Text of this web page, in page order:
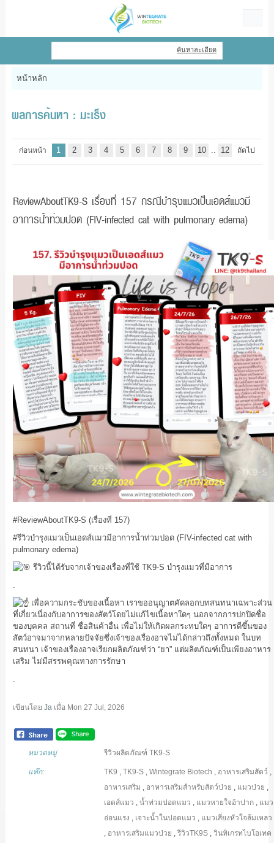
ไทย | English
หน้าหลัก
สินค้า
แจ้งชำระเงิน
ค้นหาละเอียด
หน้าหลัก
ผลการค้นหา : มะเร็ง
ก่อนหน้า 1 2 3 4 5 6 7 8 9 10 12 ถัดไป
ReviewAboutTK9-S เรื่องที่ 157 กรณีบำรุงแมวเป็นเอดส์แมวมี
อาการน้ำท่วมปอด (FIV-infected cat with pulmonary edema)
#ReviewAboutTK9-S (เรื่องที่ 157)
#รีวิวบำรุงแมวเป็นเอดส์แมวมีอาการน้ำท่วมปอด(FIV-infected cat with
pulmonary edema)
รีวิวนี้ได้รับจากเจ้าของเรื่องที่ใช้ TK9-S บำรุงแมวที่มีอาการ
เพื่อความกระชับของเนื้อหา เราขออนุญาตคัดลอกบทสนทนาเฉพาะส่วน
ที่เกี่ยวเนื่องกับอาการของสัตว์โดยไม่แก้ไขเนื้อหาใดๆ นอกจากการปกปิดชื่อ
ของบุคคล สถานที่ ชื่อสินค้าอื่น เพื่อไม่ให้เกิดผลกระทบใดๆ อาการดีขึ้นของ
สัตว์อาจมาจากหลายปัจจัยซึ่งเจ้าของเรื่องอาจไม่ได้กล่าวถึงทั้งหมด ในบท
สนทนา เจ้าของเรื่องอาจเรียกผลิตภัณฑ์ว่า “ยา” แต่ผลิตภัณฑ์เป็นเพียงอาหาร
เสริม ไม่มีสรรพคุณทางการรักษา
เขียนโดย Jaเมื่อ Mon 27 Jul, 2026
หมวดหมู่ รีวิวผลิตภัณฑ์ TK9-S
แท๊ก: TK9 ,TK9-S ,Wintegrate Biotech , อาหารเสริมสัตว์ ,
อาหารเสริม , อาหารเสริมสำหรับสัตว์ป่วย , แมวป่วย ,
เอดส์แมว ,น้ำท่วมปอดแมว , แมวหายใจอ้าปาก , แมว
อ่อนแรง , เจาะน้ำในปอดแมว , แมวเสี่ยงหัวใจล้มเหลว
, อาหารเสริมแมวป่วย ,รีวิวTK9S ,วินทิเกรทไบโอเทค